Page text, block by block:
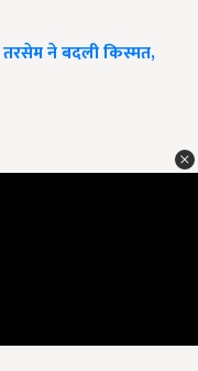
ने बदली किस्मत,